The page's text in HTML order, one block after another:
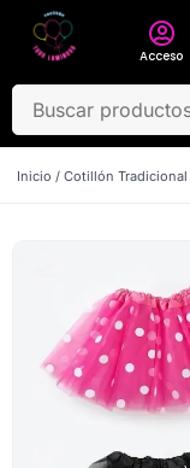
Acceso
Inicio / Cotillón Tradicional